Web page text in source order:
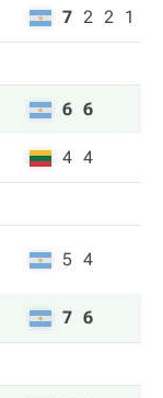
7 2 2 1
6 6
4 4
5 4
7 6